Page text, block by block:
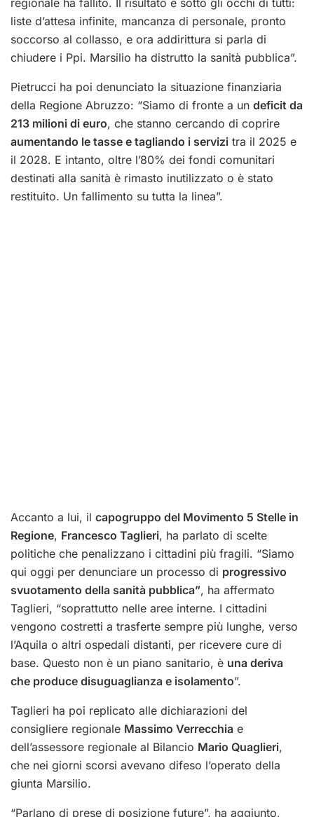
regionale ha fallito. Il risultato è sotto gli occhi di tutti:
liste d’attesa infinite, mancanza di personale, pronto
soccorso al collasso, e ora addirittura si parla di
chiudere i Ppi. Marsilio ha distrutto la sanità pubblica”.
Pietrucci ha poi denunciato la situazione finanziaria
della Regione Abruzzo: “Siamo di fronte a un deficit da
213 milioni di euro, che stanno cercando di coprire
aumentando le tasse e tagliando i servizi tra il 2025 e
il 2028. E intanto, oltre l’80% dei fondi comunitari
destinati alla sanità è rimasto inutilizzato o è stato
restituito. Un fallimento su tutta la linea”.
Accanto a lui, il capogruppo del Movimento 5 Stelle in
Regione, Francesco Taglieri, ha parlato di scelte
politiche che penalizzano i cittadini più fragili. “Siamo
qui oggi per denunciare un processo di progressivo
svuotamento della sanità pubblica”, ha affermato
Taglieri, “soprattutto nelle aree interne. I cittadini
vengono costretti a trasferte sempre più lunghe, verso
l’Aquila o altri ospedali distanti, per ricevere cure di
base. Questo non è un piano sanitario, è una deriva
che produce disuguaglianza e isolamento”.
Taglieri ha poi replicato alle dichiarazioni del
consigliere regionale Massimo Verrecchia e
dell’assessore regionale al Bilancio Mario Quaglieri,
che nei giorni scorsi avevano difeso l’operato della
giunta Marsilio.
“Parlano di prese di posizione future”, ha aggiunto,